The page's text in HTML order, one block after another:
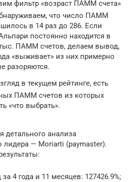
фильтр «возраст ПАММ счета»
что число ПАММ
в 14 раз до 286. Если
постоянно находится в
тыс. ПАММ счетов, делаем вывод,
«выживает» из них примерно
разоряются.
в текущем рейтинге, есть
ПАММ счетов из которых
«что выбрать».
детального анализа
лидера — Moriarti (paymaster).
за 4 года и 11 месяцев: 127426.9%;